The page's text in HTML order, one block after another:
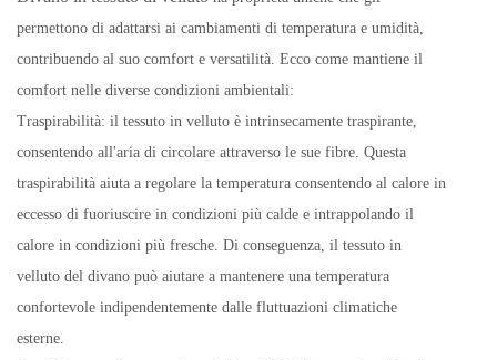
permettono di adattarsi ai cambiamenti di temperatura e umidità,
contribuendo al suo comfort e versatilità. Ecco come mantiene il
comfort nelle diverse condizioni ambientali:
Traspirabilità: il tessuto in velluto è intrinsecamente traspirante,
consentendo all'aria di circolare attraverso le sue fibre. Questa
traspirabilità aiuta a regolare la temperatura consentendo al calore in
eccesso di fuoriuscire in condizioni più calde e intrappolando il
calore in condizioni più fresche. Di conseguenza, il tessuto in
velluto del divano può aiutare a mantenere una temperatura
confortevole indipendentemente dalle fluttuazioni climatiche
esterne.